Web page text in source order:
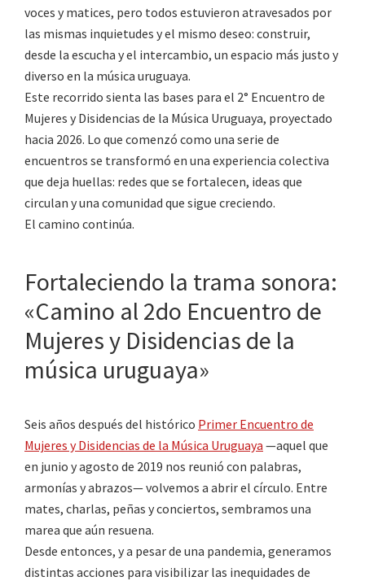
voces y matices, pero todos estuvieron atravesados por
las mismas inquietudes y el mismo deseo: construir,
desde la escucha y el intercambio, un espacio más justo y
diverso en la música uruguaya.
Este recorrido sienta las bases para el 2° Encuentro de
Mujeres y Disidencias de la Música Uruguaya, proyectado
hacia 2026. Lo que comenzó como una serie de
encuentros se transformó en una experiencia colectiva
que deja huellas: redes que se fortalecen, ideas que
circulan y una comunidad que sigue creciendo.
El camino continúa.
Fortaleciendo la trama sonora:
«Camino al 2do Encuentro de
Mujeres y Disidencias de la
música uruguaya»
Seis años después del histórico Primer Encuentro de
Mujeres y Disidencias de la Música Uruguaya —aquel que
en junio y agosto de 2019 nos reunió con palabras,
armonías y abrazos— volvemos a abrir el círculo. Entre
mates, charlas, peñas y conciertos, sembramos una
marea que aún resuena.
Desde entonces, y a pesar de una pandemia, generamos
distintas acciones para visibilizar las inequidades de